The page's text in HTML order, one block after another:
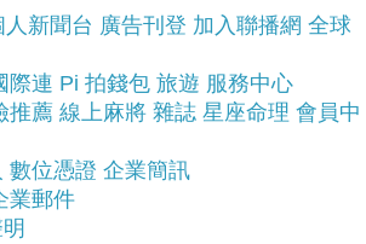
在網路購物最好啦~~
SMITH CF NIGO(魔鬼氈復
)~~
人新聞台 廣告刊登 加入聯播網 全球
際連 Pi 拍錢包 旅遊 服務中心
推薦 線上麻將 雜誌 星座命理 會員中
數位憑證 企業簡訊
業郵件